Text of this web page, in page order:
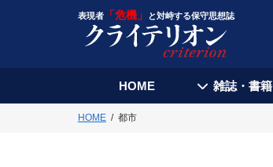
表現者「危機」 と対峙する保守思想誌
HOME 雑誌・書籍
HOME 都市